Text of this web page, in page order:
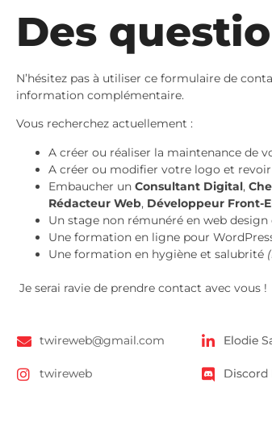
Des
N’hésitez pas à utiliser ce formulaire de
information complémentaire.
Vous recherchez actuellement :
A créer ou réaliser la maintenance de
A créer ou modifier votre logo et
Embaucher un Consultant Digital,
Rédacteur Web, Développeur Front-
Un stage non rémunéré en web
Une formation en ligne pour
Une formation en hygiène et salubrité
Je serai ravie de prendre contact avec vous !
twireweb@gmail.com Elodie
twireweb Discord